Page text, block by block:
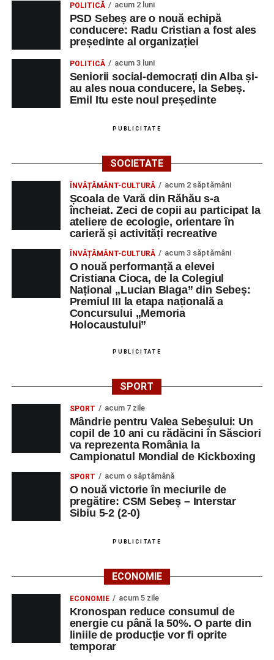
POLITICĂ acum 2 luni
PSD Sebeș are o nouă echipă
conducere: Radu Cristian a fost ales
președinte al organizației
POLITICĂ acum 3 luni
Seniorii social-democrați din Alba și-
au ales noua conducere, la Sebeș.
Emil Itu este noul președinte
PUBLICITATE
SOCIETATE
ÎNVĂȚĂMÂNT-CULTURĂ acum 2 săptămâni
Școala de Vară din Răhău s-a
încheiat. Zeci de copii au participat la
ateliere de ecologie, orientare în
carieră și activități recreative
ÎNVĂȚĂMÂNT-CULTURĂ acum 3 săptămâni
O nouă performanță a elevei
Cristiana Cioca, de la Colegiul
Național „Lucian Blaga” din Sebeș:
Premiul III la etapa națională a
Concursului „Memoria
Holocaustului”
PUBLICITATE
SPORT
SPORT acum 7 zile
Mândrie pentru Valea Sebeșului: Un
copil de 10 ani cu rădăcini în Săsciori
va reprezenta România la
Campionatul Mondial de Kickboxing
SPORT acum o săptămână
O nouă victorie în meciurile de
pregătire: CSM Sebeș – Interstar
Sibiu 5-2 (2-0)
PUBLICITATE
ECONOMIE
ECONOMIE acum 5 zile
Kronospan reduce consumul de
energie cu până la 50%. O parte din
liniile de producție vor fi oprite
temporar